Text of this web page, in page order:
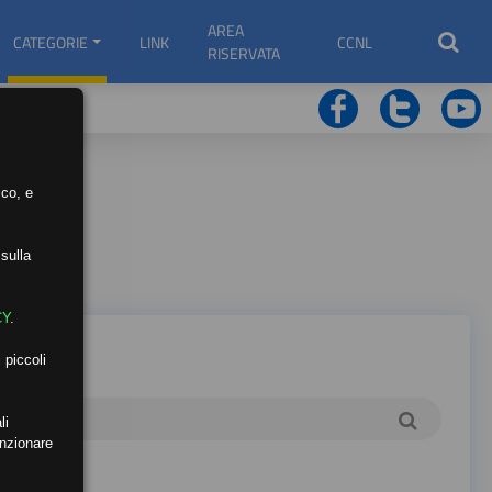
CATEGORIE LINK
AREA
RISERVATA
CCNL
e
.
piccoli